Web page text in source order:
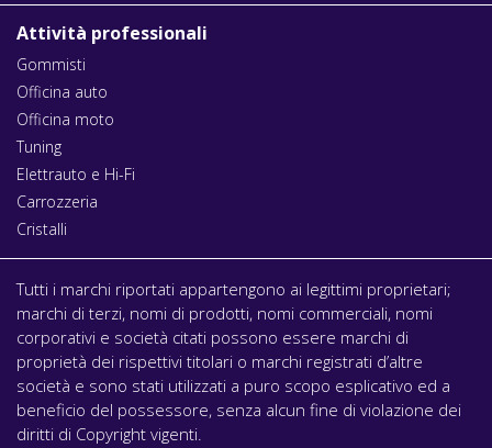
Attività professionali
Gommisti
Officina auto
Officina moto
Tuning
Elettrauto e Hi-Fi
Carrozzeria
Cristalli
Tutti i marchi riportati appartengono ai legittimi proprietari;
marchi di terzi, nomi di prodotti, nomi commerciali, nomi
corporativi e società citati possono essere marchi di
proprietà dei rispettivi titolari o marchi registrati d’altre
società e sono stati utilizzati a puro scopo esplicativo ed a
beneficio del possessore, senza alcun fine di violazione dei
diritti di Copyright vigenti.